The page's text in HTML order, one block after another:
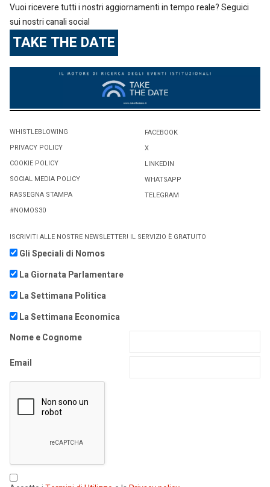
Vuoi ricevere tutti i nostri aggiornamenti in tempo reale? Seguici
sui nostri canali social
TAKE THE DATE
WHISTLEBLOWING
PRIVACY POLICY
COOKIE POLICY
SOCIAL MEDIA POLICY
RASSEGNA STAMPA
#NOMOS30
FACEBOOK
X
LINKEDIN
WHATSAPP
TELEGRAM
ISCRIVITI ALLE NOSTRE NEWSLETTER! IL SERVIZIO È GRATUITO
Gli Speciali di Nomos
La Giornata Parlamentare
La Settimana Politica
La Settimana Economica
Nome e Cognome
Email